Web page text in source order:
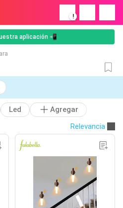
!
aplicación 📲
Led
Agregar
Relevancia